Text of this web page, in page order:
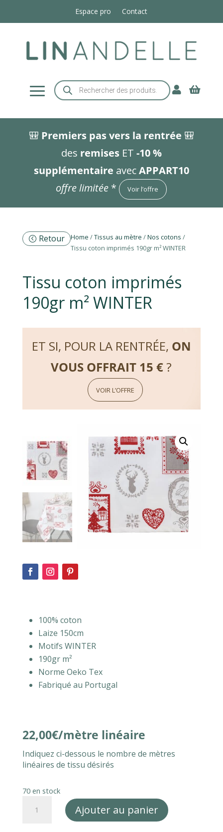
Espace pro Contact
Recherche
de
produits
 
🎒 Premiers pas vers la rentrée 🎒
des remisesET -10 %
supplémentaire avecAPPART10
offre limitée * Voir l’offre
Retour Home /Tissus au mètre /Nos cotons /
Tissu coton imprimés 190gr m² WINTER
Tissu coton imprimés
190gr m² WINTER
ET SI, POUR LA RENTRÉE, ON
VOUS OFFRAIT 15 €?
VOIR L’OFFRE
100% coton
Laize 150cm
Motifs WINTER
190gr m²
Norme Oeko Tex
Fabriqué au Portugal
22,00€
Indiquez ci-dessous le nombre de mètres
linéaires de tissu désirés
70 en stock
Ajouter au panier